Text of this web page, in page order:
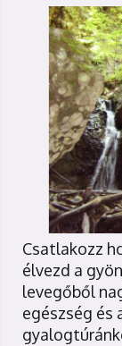
Csatlakozz
élvezd a
levegőből
egészség és